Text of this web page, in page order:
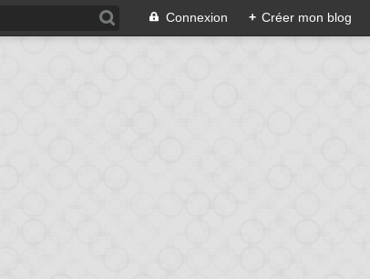
Connexion + Créer mon blog